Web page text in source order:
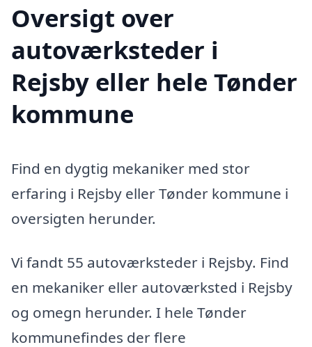
Oversigt over
autoværksteder i
Rejsby eller hele Tønder
kommune
Find en dygtig mekaniker med stor
erfaring i Rejsby eller Tønder kommune i
oversigten herunder.
Vi fandt 55 autoværksteder i Rejsby. Find
en mekaniker eller autoværksted i Rejsby
og omegn herunder. I hele Tønder
kommunefindes der flere